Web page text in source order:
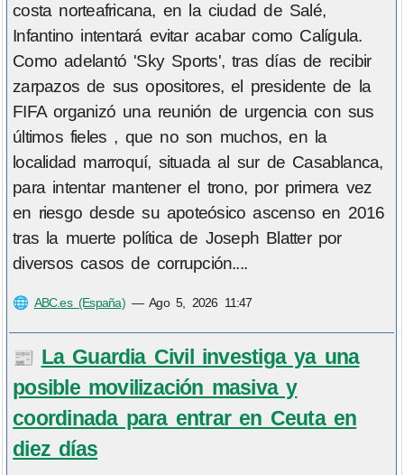
costa norteafricana, en la ciudad de Salé,
Infantino intentará evitar acabar como Calígula.
Como adelantó 'Sky Sports', tras días de recibir
zarpazos de sus opositores, el presidente de la
FIFA organizó una reunión de urgencia con sus
últimos fieles , que no son muchos, en la
localidad marroquí, situada al sur de Casablanca,
para intentar mantener el trono, por primera vez
en riesgo desde su apoteósico ascenso en 2016
tras la muerte política de Joseph Blatter por
diversos casos de corrupción....
🌐 ABC.es (España)—Ago 5, 2026 11:47
📰 La Guardia Civil investiga ya una
posible movilización masiva y
coordinada para entrar en Ceuta en
diez días